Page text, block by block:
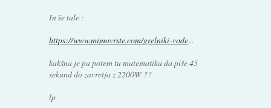
In še tale :
https://www.mimovrste.com/grelniki-vode...
kakšna je pa potem tu matematika da piše 45
sekund do zavretja z 2200W ??
lp